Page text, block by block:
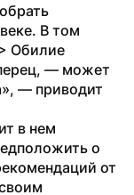
В том
Обилие
— может
— приводит
в нем
о
от